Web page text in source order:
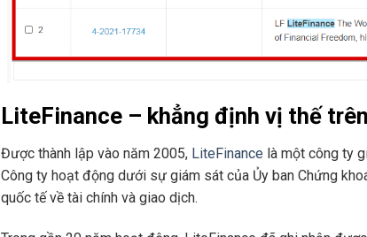
LiteFinance – khẳng định vị thế
Được thành lập vào năm 2005, LiteFinance là một công ty
Công ty hoạt động dưới sự giám sát của Ủy ban Chứng
quốc tế về tài chính và giao dịch.